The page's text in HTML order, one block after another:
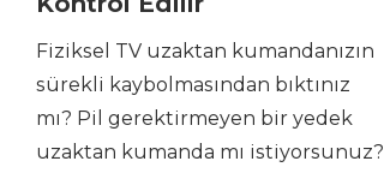
Fiziksel TV uzaktan kumandanızın
sürekli kaybolmasından bıktınız
mı? Pil gerektirmeyen bir yedek
uzaktan kumanda mı istiyorsunuz?